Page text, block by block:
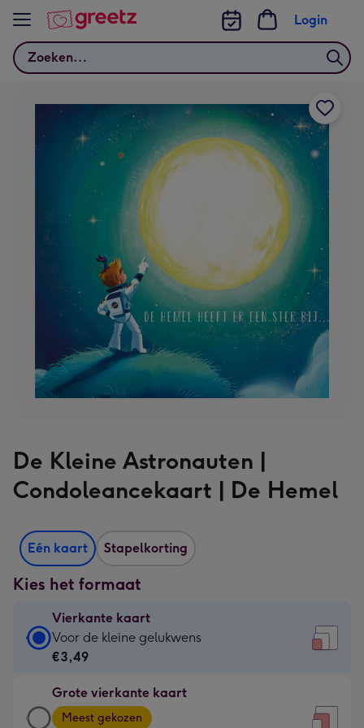
Bekijk meer
Zoeken
Login
De Kleine Astronauten |
Condoleancekaart | De Hemel
Eén kaart Stapelkorting
Kies het formaat
Vierkante kaart
Vierkante
kaart
€3,49
-
Voor de kleine gelukwens
€3,49
Grote vierkante kaart
Grote
Meest gekozen